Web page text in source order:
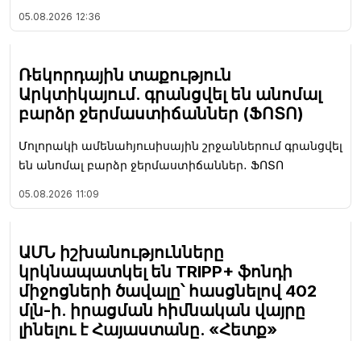
05.08.2026 12:36
Ռեկորդային տաքություն
Արկտիկայում. գրանցվել են անոմալ
բարձր ջերմաստիճաններ (ՖՈՏՈ)
Մոլորակի ամենահյուսիսային շրջաններում գրանցվել
են անոմալ բարձր ջերմաստիճաններ․ ՖՈՏՈ
05.08.2026 11:09
ԱՄՆ իշխանությունները
կրկնապատկել են TRIPP+ ֆոնդի
միջոցների ծավալը՝ հասցնելով 402
մլն-ի. իրացման հիմնական վայրը
լինելու է Հայաստանը. «Հետք»